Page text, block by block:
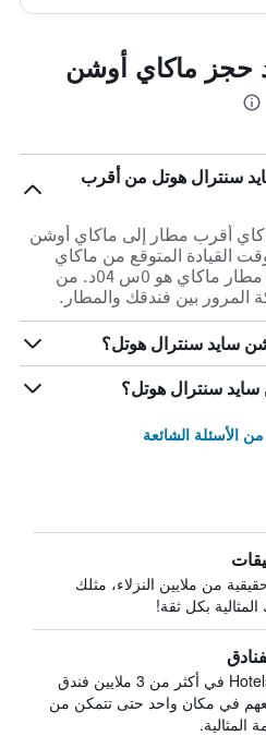
حجز ماكاي أوشن
سنترال هوتل من أقرب
مطار ماكاي أقرب مطار إلى ماكاي أوشن
القيادة المتوقع من ماكاي
أوشن سايد سنترال هوتل إلى مطار ماكاي هو 0س 04د. من
المرور بين فندقك والمطار.
سايد سنترال هوتل؟
سنترال هوتل؟
الأسئلة الشائعة
من ملايين النزلاء، مثلك
بكل ثقة!
يبحث HotelsCombined في أكثر من 3 ملايين فندق
في مكان واحد حتى تتمكن من
المثالية.